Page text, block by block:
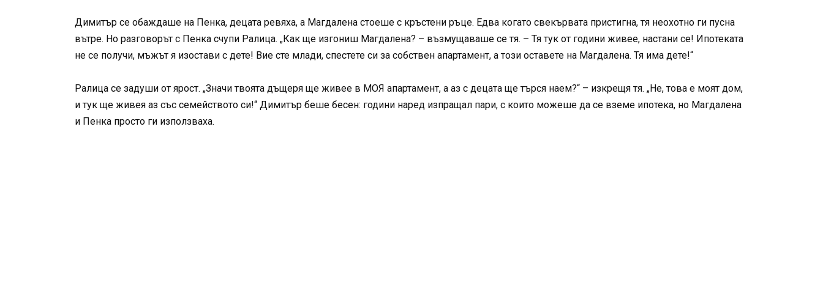
Димитър се обаждаше на Пенка, децата ревяха, а Магдалена стоеше с кръстени ръце. Едва когато свекървата пристигна, тя неохотно ги пусна
вътре. Но разговорът с Пенка счупи Ралица. „Как ще изгониш Магдалена? – възмущаваше се тя. – Тя тук от години живее, настани се! Ипотеката
не се получи, мъжът я изостави с дете! Вие сте млади, спестете си за собствен апартамент, а този оставете на Магдалена. Тя има дете!“
Ралица се задуши от ярост. „Значи твоята дъщеря ще живее в МОЯ апартамент, а аз с децата ще търся наем?“ – изкрещя тя. „Не, това е моят дом,
и тук ще живея аз със семейството си!“ Димитър беше бесен: години наред изпращал пари, с които можеше да се вземе ипотека, но Магдалена
и Пенка просто ги използваха.